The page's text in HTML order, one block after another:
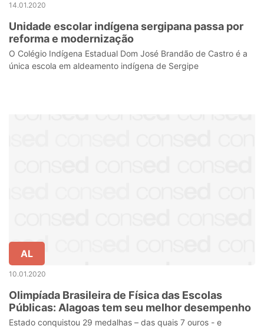
14.01.2020
Unidade escolar indígena sergipana passa por
reforma e modernização
O Colégio Indígena Estadual Dom José Brandão de Castro é a
única escola em aldeamento indígena de Sergipe
AL
10.01.2020
Olimpíada Brasileira de Física das Escolas
Públicas: Alagoas tem seu melhor desempenho
Estado conquistou 29 medalhas – das quais 7 ouros - e